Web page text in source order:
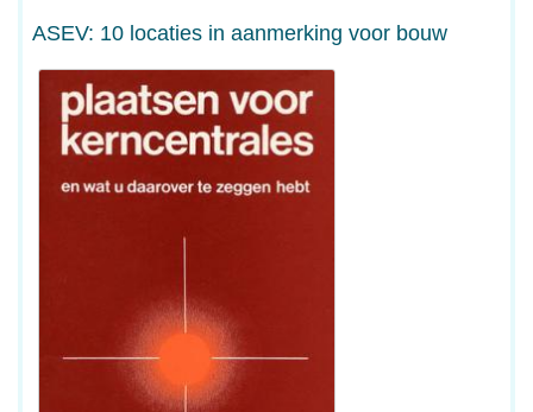
ASEV: 10 locaties in aanmerking voor bouw